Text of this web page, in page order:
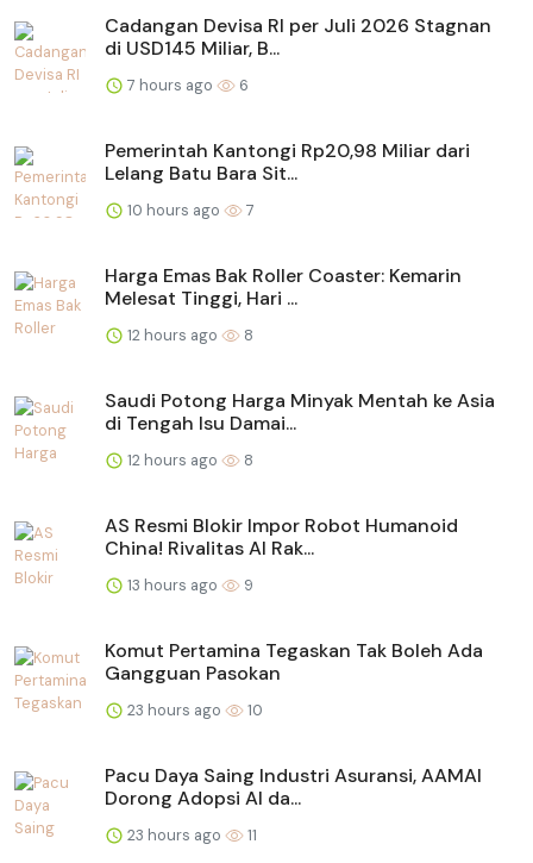
Cadangan Devisa RI per Juli 2026 Stagnan
di USD145 Miliar, B...
7 hours ago 6
Pemerintah Kantongi Rp20,98 Miliar dari
Lelang Batu Bara Sit...
10 hours ago 7
Harga Emas Bak Roller Coaster: Kemarin
Melesat Tinggi, Hari ...
12 hours ago 8
Saudi Potong Harga Minyak Mentah ke Asia
di Tengah Isu Damai...
12 hours ago 8
AS Resmi Blokir Impor Robot Humanoid
China! Rivalitas AI Rak...
13 hours ago 9
Komut Pertamina Tegaskan Tak Boleh Ada
Gangguan Pasokan
23 hours ago 10
Pacu Daya Saing Industri Asuransi, AAMAI
Dorong Adopsi AI da...
23 hours ago 11